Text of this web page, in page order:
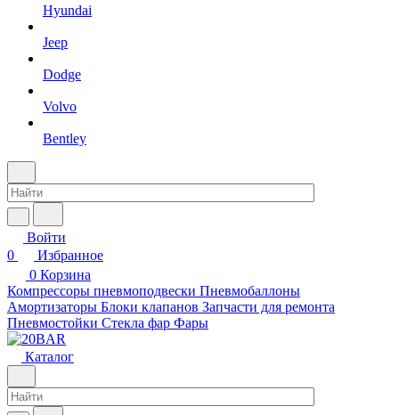
Hyundai
Jeep
Dodge
Volvo
Bentley
Войти
0
Избранное
0 Корзина
Компрессоры пневмоподвески Пневмобаллоны
Амортизаторы Блоки клапанов Запчасти для ремонта
Пневмостойки Стекла фар Фары
Каталог